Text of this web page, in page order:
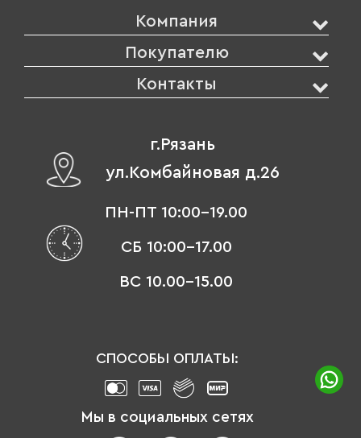
Компания
Покупателю
Контакты
г.Рязань
ул.Комбайновая д.26
ПН-ПТ 10:00-19.00
СБ 10:00-17.00
ВС 10.00-15.00
СПОСОБЫ ОПЛАТЫ:
Мы в социальных сетях